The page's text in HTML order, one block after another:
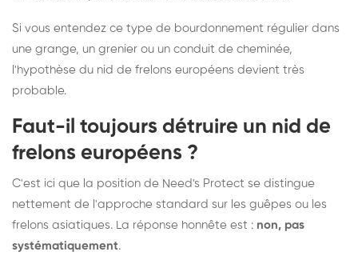
Si vous entendez ce type de bourdonnement régulier dans
une grange, un grenier ou un conduit de cheminée,
l'hypothèse du nid de frelons européens devient très
probable.
Faut-il toujours détruire un nid de
frelons européens ?
C'est ici que la position de Need's Protect se distingue
nettement de l'approche standard sur les guêpes ou les
frelons asiatiques. La réponse honnête est : non, pas
systématiquement.